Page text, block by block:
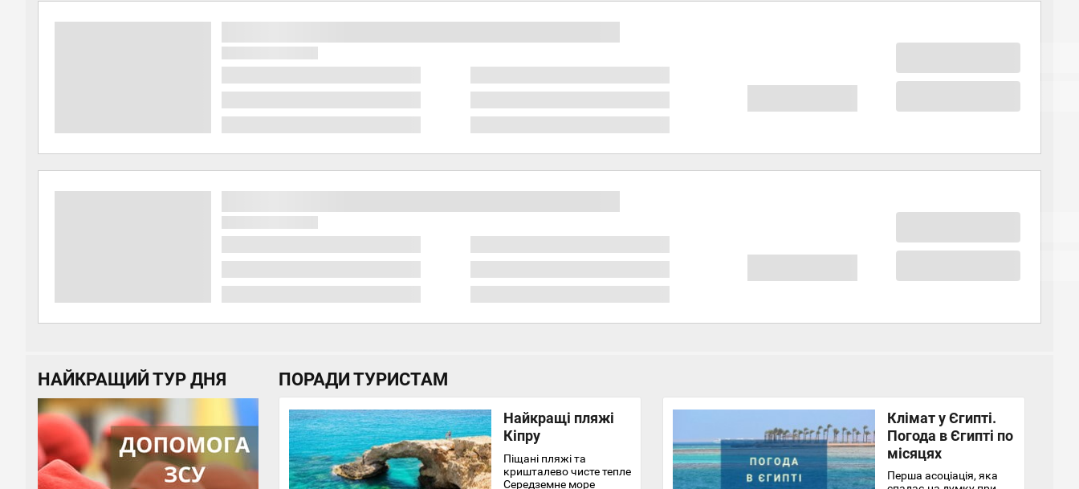
НАЙКРАЩИЙ ТУР ДНЯ ПОРАДИ ТУРИСТАМ
Найкращі пляжі
Кіпру
Піщані пляжі та
кришталево чисте тепле
Середземне море
Клімат у Єгипті.
Погода в Єгипті по
місяцях
Перша асоціація, яка